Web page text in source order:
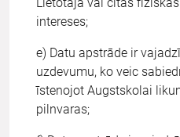
intereses;
e) Datu apstrāde ir
uzdevumu, ko veic
īstenojot Augstskolai
pilnvaras;